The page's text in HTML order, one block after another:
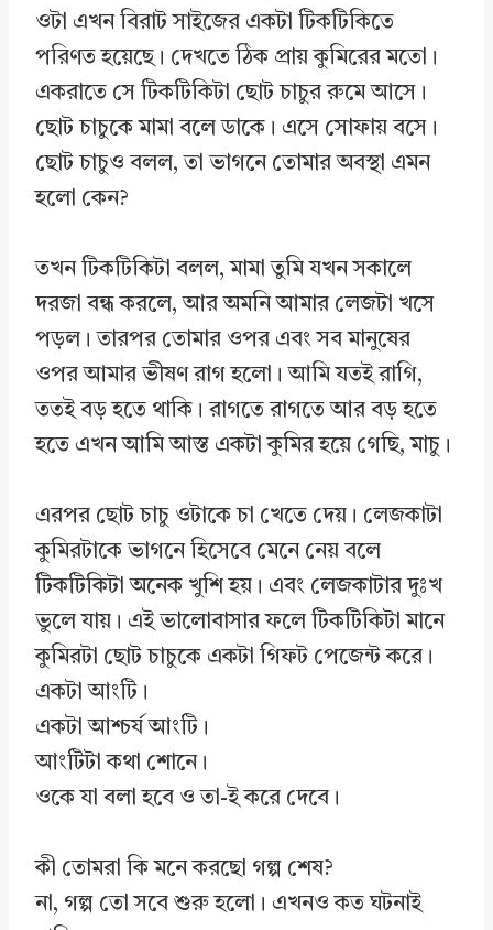
ওটা এখন বিরাট সাইজের একটা টিকটিকিতে
পরিণত হয়েছে। দেখতে ঠিক প্রায় কুমিরের মতো।
একরাতে সে টিকটিকিটা ছোট চাচুর রুমে আসে।
ছোট চাচুকে মামা বলে ডাকে। এসে সোফায় বসে।
ছোট চাচুও বলল, তা ভাগনে তোমার অবস্থা এমন
হলো কেন?
তখন টিকটিকিটা বলল, মামা তুমি যখন সকালে
দরজা বন্ধ করলে, আর অমনি আমার লেজটা খসে
পড়ল। তারপর তোমার ওপর এবং সব মানুষের
ওপর আমার ভীষণ রাগ হলো। আমি যতই রাগি,
ততই বড় হতে থাকি। রাগতে রাগতে আর বড় হতে
হতে এখন আমি আস্ত একটা কুমির হয়ে গেছি, মাচু।
এরপর ছোট চাচু ওটাকে চা খেতে দেয়। লেজকাটা
কুমিরটাকে ভাগনে হিসেবে মেনে নেয় বলে
টিকটিকিটা অনেক খুশি হয়। এবং লেজকাটার দুঃখ
ভুলে যায়। এই ভালোবাসার ফলে টিকটিকিটা মানে
কুমিরটা ছোট চাচুকে একটা গিফট পেজেন্ট করে।
একটা আংটি।
একটা আশ্চর্য আংটি।
আংটিটা কথা শোনে।
ওকে যা বলা হবে ও তা-ই করে দেবে।
কী তোমরা কি মনে করছো গল্প শেষ?
না, গল্প তো সবে শুরু হলো। এখনও কত ঘটনাই